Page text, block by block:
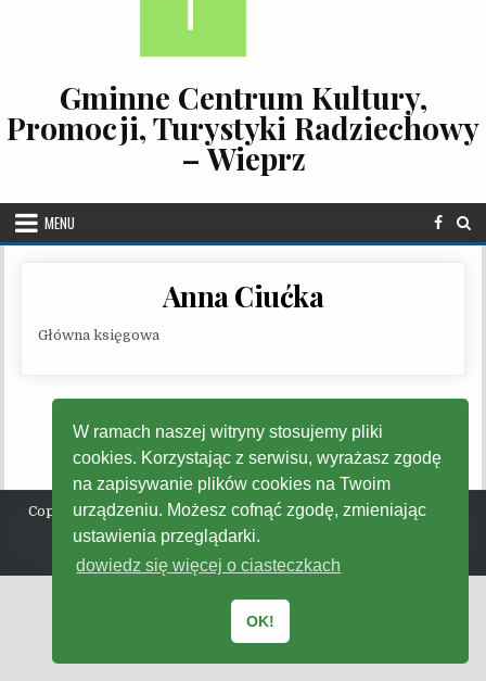
Gminne Centrum Kultury,
Promocji, Turystyki Radziechowy
– Wieprz
MENU
Anna Ciućka
Główna księgowa
Copyright © 2026 Gminne Centrum Kultury, Promocji, Turystyki
Radziechowy - Wieprz
Design by ThemesDNA.com
W ramach naszej witryny stosujemy pliki
cookies. Korzystając z serwisu, wyrażasz zgodę
na zapisywanie plików cookies na Twoim
urządzeniu. Możesz cofnąć zgodę, zmieniając
ustawienia przeglądarki.
dowiedz się więcej o ciasteczkach
OK!